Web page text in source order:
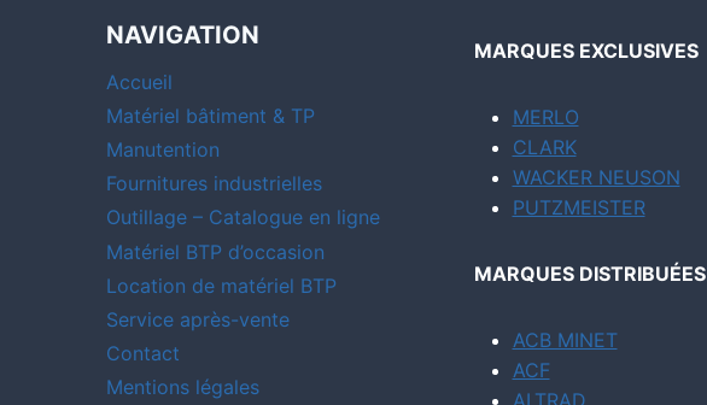
NAVIGATION
Accueil
Matériel bâtiment & TP
Manutention
Fournitures industrielles
Outillage – Catalogue en ligne
Matériel BTP d’occasion
Location de matériel BTP
Service après-vente
Contact
Mentions légales
MARQUES EXCLUSIVES
MERLO
CLARK
WACKER NEUSON
PUTZMEISTER
MARQUES DISTRIBUÉES
ACB MINET
ACF
ALTRAD